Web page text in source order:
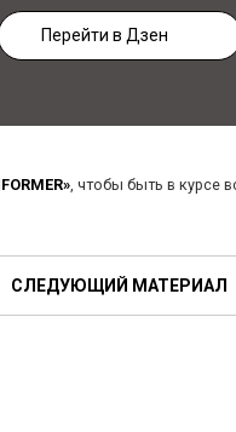
Перейти в Дзен
, чтобы быть в курсе
СЛЕДУЮЩИЙ МАТЕРИАЛ